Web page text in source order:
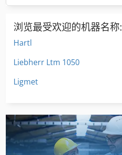
统 (ABS), 雾灯,
浏览最受欢迎的机器名称:
Hartl
Liebherr Ltm 1050
Ligmet